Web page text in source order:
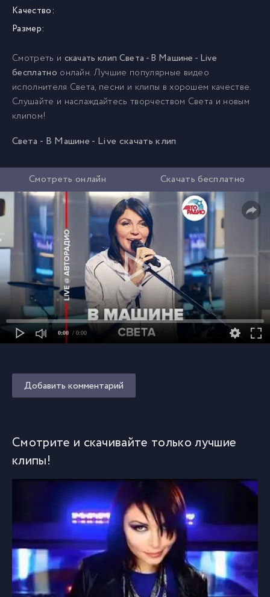
Качество:
Размер:
Смотреть и скачать клип Света - В Машине - Live
бесплатно онлайн. Лучшие популярные видео
исполнителя Света, песни и клипы в хорошем качестве.
Слушайте и наслаждайтесь творчеством Света и новым
клипом!
Света - В Машине - Live скачать клип
Смотреть онлайн Скачать бесплатно
0:00 / 0:00
Добавить комментарий
Смотрите и скачивайте только лучшие
клипы!